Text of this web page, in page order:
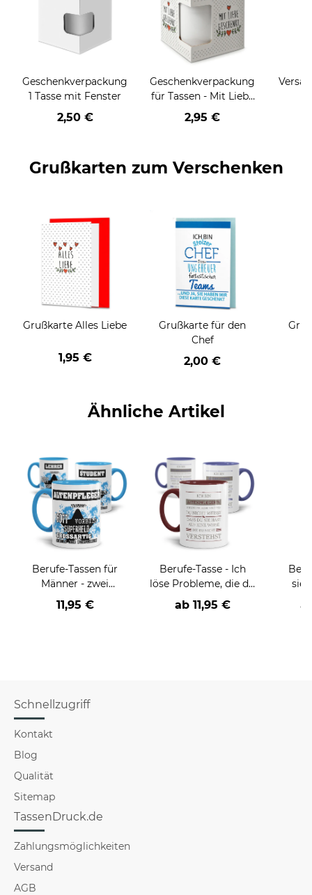
Geschenkverpackung
1 Tasse mit Fenster
2,50 €
Geschenkverpackung
für Tassen - Mit Liebe
geschenkt
2,95 €
Grußkarten zum Verschenken
Grußkarte Alles Liebe
1,95 €
Grußkarte für den
Chef
2,00 €
Ähnliche Artikel
Berufe-Tassen für
Männer - zwei
Farbvarianten
11,95 €
Berufe-Tasse - Ich
löse Probleme, die du
nicht verstehst -
verschiedene Berufe
ab 11,95 €
Schnellzugriff
Kontakt
Blog
Qualität
Sitemap
TassenDruck.de
Zahlungsmöglichkeiten
Versand
AGB